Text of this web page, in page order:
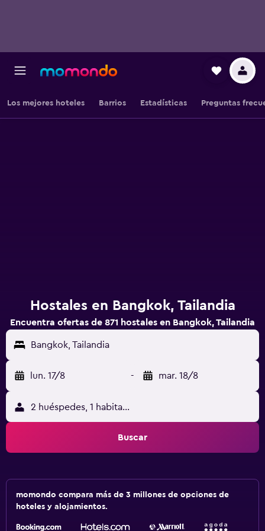
Los mejores hoteles Barrios Estadísticas Preguntas
Hostales en Bangkok, Tailandia
Encuentra ofertas de 871 hostales en Bangkok, Tailandia
Bangkok, Tailandia
lun. 17/8 - mar. 18/8
2 huéspedes, 1 habitación
Buscar
momondo compara más de 3 millones de opciones de
hoteles y alojamientos.